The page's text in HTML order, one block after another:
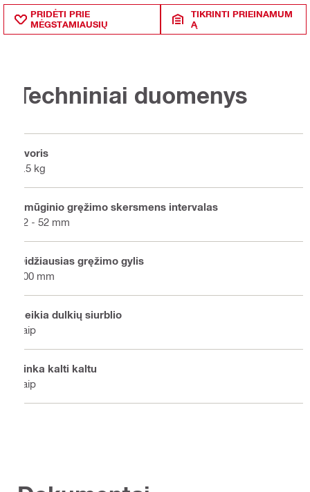
PRIDĖTI PRIE
MĖGSTAMIAUSIŲ
TIKRINTI PRIEINAMUM
Ą
Techniniai duomenys
Svoris
1.5 kg
Smūginio gręžimo skersmens intervalas
12 - 52 mm
Didžiausias gręžimo gylis
300 mm
Reikia dulkių siurblio
Taip
Tinka kalti kaltu
Taip